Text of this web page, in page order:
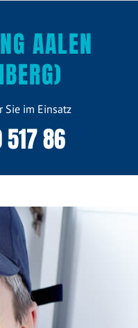
AALEN
Sie im Einsatz
86